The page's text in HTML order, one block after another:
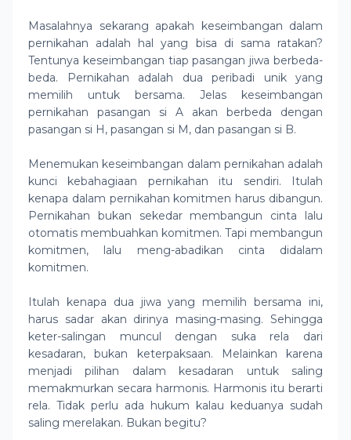
Masalahnya sekarang apakah keseimbangan dalam
pernikahan adalah hal yang bisa di sama ratakan?
Tentunya keseimbangan tiap pasangan jiwa berbeda-
beda. Pernikahan adalah dua peribadi unik yang
memilih untuk bersama. Jelas keseimbangan
pernikahan pasangan si A akan berbeda dengan
pasangan si H, pasangan si M, dan pasangan si B.
Menemukan keseimbangan dalam pernikahan adalah
kunci kebahagiaan pernikahan itu sendiri. Itulah
kenapa dalam pernikahan komitmen harus dibangun.
Pernikahan bukan sekedar membangun cinta lalu
otomatis membuahkan komitmen. Tapi membangun
komitmen, lalu meng-abadikan cinta didalam
komitmen.
Itulah kenapa dua jiwa yang memilih bersama ini,
harus sadar akan dirinya masing-masing. Sehingga
keter-salingan muncul dengan suka rela dari
kesadaran, bukan keterpaksaan. Melainkan karena
menjadi pilihan dalam kesadaran untuk saling
memakmurkan secara harmonis. Harmonis itu berarti
rela. Tidak perlu ada hukum kalau keduanya sudah
saling merelakan. Bukan begitu?